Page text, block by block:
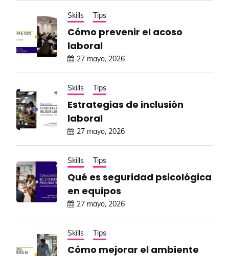
Skills Tips
Cómo prevenir el acoso
laboral
27 mayo, 2026
Skills Tips
Estrategias de inclusión
laboral
27 mayo, 2026
Skills Tips
Qué es seguridad psicológica
en equipos
27 mayo, 2026
Skills Tips
Cómo mejorar el ambiente